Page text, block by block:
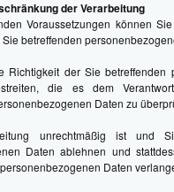
der Verarbeitung
Voraussetzungen können
betreffenden
Richtigkeit der Sie betreffenden
die es dem
Daten zu
unrechtmäßig ist und
Daten ablehnen und
Daten